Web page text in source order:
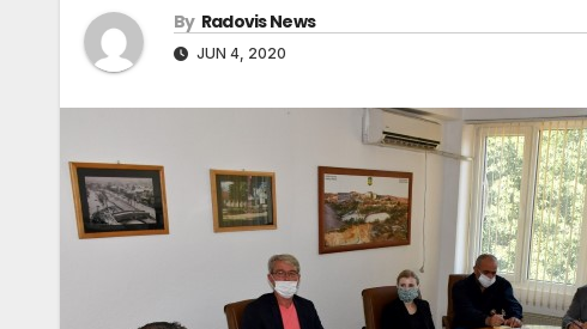
By Radovis News
JUN 4, 2020